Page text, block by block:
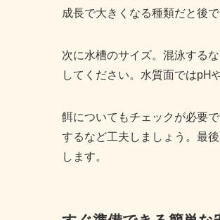
成長で大きくなる種類だと後
次に水槽のサイズ。混泳する
してください。水質面ではpH
餌についてもチェックが必要
するなど工夫しましょう。最
します。